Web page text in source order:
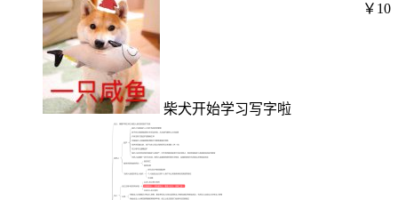
柴犬开始学习写字啦
￥10